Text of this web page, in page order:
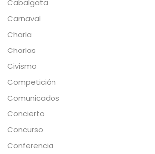
Cabalgata
Carnaval
Charla
Charlas
Civismo
Competición
Comunicados
Concierto
Concurso
Conferencia